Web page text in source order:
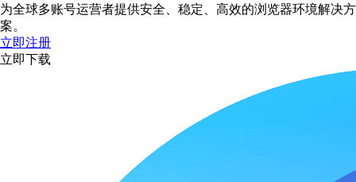
为全球多账号运营者提供安全、稳定、高效的浏览器环境解决方
案。
立即注册
立即下载